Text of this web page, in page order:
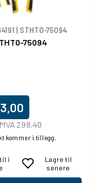
| STHT0-75094
75094
298,40
kommer i tillegg.
i
Lagre til
senere